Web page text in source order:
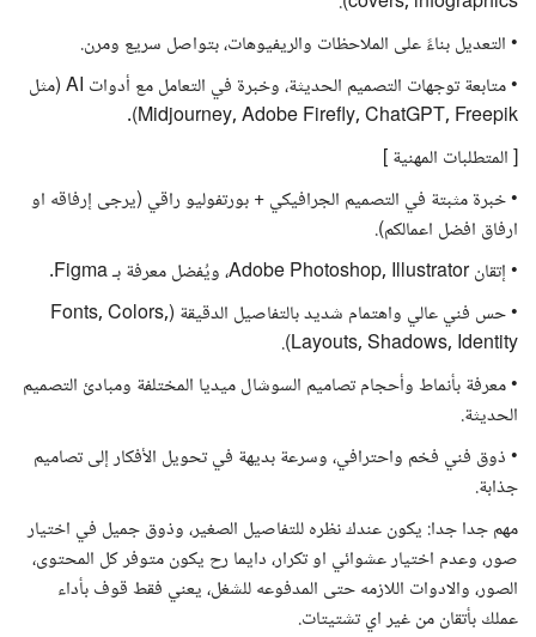
• التعديل بناءً على الملاحظات والريفيوهات، بتواصل سريع ومرن.
• متابعة توجهات التصميم الحديثة، وخبرة في التعامل مع أدوات AI (مثل
Midjourney, Adobe Firefly, ChatGPT, Freepik).
[ المتطلبات المهنية ]
• خبرة مثبتة في التصميم الجرافيكي + بورتفوليو راقي (يرجى إرفاقه او
ارفاق افضل اعمالكم).
• إتقان Adobe Photoshop, Illustrator، ويُفضل معرفة بـ Figma.
• حس فني عالي واهتمام شديد بالتفاصيل الدقيقة (Fonts, Colors,
Layouts, Shadows, Identity).
• معرفة بأنماط وأحجام تصاميم السوشال ميديا المختلفة ومبادئ التصميم
الحديثة.
• ذوق فني فخم واحترافي، وسرعة بديهة في تحويل الأفكار إلى تصاميم
جذابة.
مهم جدا جدا: يكون عندك نظره للتفاصيل الصغير، وذوق جميل في اختيار
صور، وعدم اختيار عشوائي او تكرار، دايما رح يكون متوفر كل المحتوى،
الصور، والادوات اللازمه حتى المدفوعه للشغل، يعني فقط قوف بأداء
عملك بأتقان من غير اي تشتيتات.